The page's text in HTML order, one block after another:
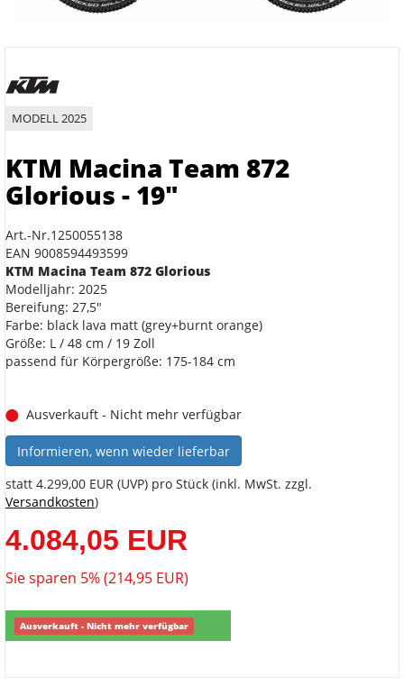
MODELL 2025
KTM Macina Team 872
Glorious - 19"
Art.-Nr.1250055138
EAN 9008594493599
KTM Macina Team 872 Glorious
Modelljahr: 2025
Bereifung: 27,5"
Farbe: black lava matt (grey+burnt orange)
Größe: L / 48 cm / 19 Zoll
passend für Körpergröße: 175-184 cm
Ausverkauft - Nicht mehr verfügbar
Informieren, wenn wieder lieferbar
statt 4.299,00 EUR (UVP) pro Stück (inkl. MwSt. zzgl.
Versandkosten)
4.084,05 EUR
Sie sparen 5% (214,95 EUR)
Ausverkauft - Nicht mehr verfügbar